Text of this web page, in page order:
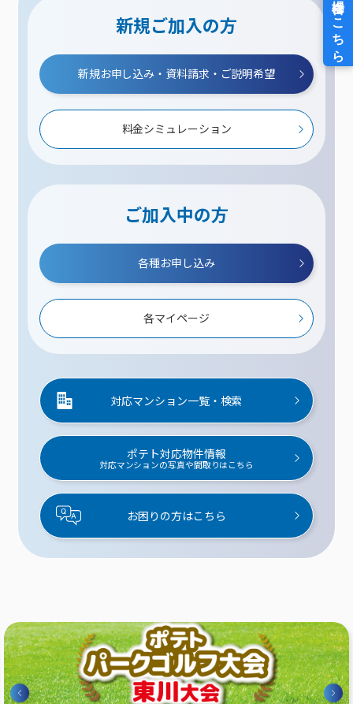
新規ご加入の方
新規お申し込み・資料請求・ご説明希望
料金シミュレーション
ご加入中の方
各種お申し込み
各マイページ
対応マンション一覧・検索
ポテト対応物件情報
対応マンションの写真や間取りはこちら
お困りの方はこちら